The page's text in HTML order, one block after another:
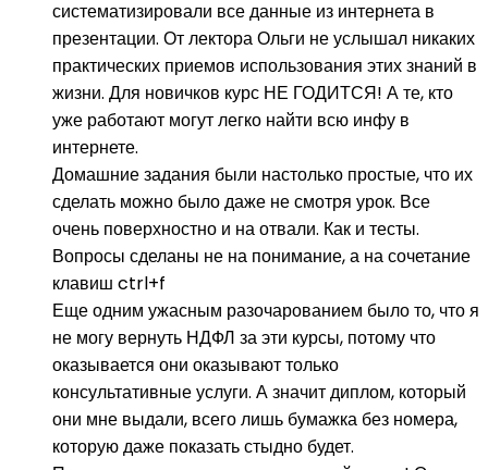
систематизировали все данные из интернета в
презентации. От лектора Ольги не услышал никаких
практических приемов использования этих знаний в
жизни. Для новичков курс НЕ ГОДИТСЯ! А те, кто
уже работают могут легко найти всю инфу в
интернете.
Домашние задания были настолько простые, что их
сделать можно было даже не смотря урок. Все
очень поверхностно и на отвали. Как и тесты.
Вопросы сделаны не на понимание, а на сочетание
клавиш ctrl+f
Еще одним ужасным разочарованием было то, что я
не могу вернуть НДФЛ за эти курсы, потому что
оказывается они оказывают только
консультативные услуги. А значит диплом, который
они мне выдали, всего лишь бумажка без номера,
которую даже показать стыдно будет.